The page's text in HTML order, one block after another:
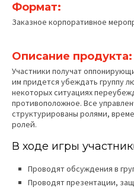
Формат:
Заказное корпоративное
Описание продукта:
Участники получат
им придется убеждать группу
некоторых ситуациях
противоположное. Все
структурированы ролями,
ролей.
В ходе игры
Проводят обсуждения в
Проводят презентации,